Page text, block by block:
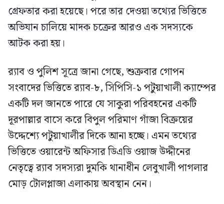
গ্রেফতার করা হয়েছে। পরে তার দেওয়া তথ্যের ভিত্তিতে
অভিযান চালিয়ে মাদক চক্রের আরও এক সদস্যকে
আটক করা হয়।
র‍্যাব ও পুলিশ সূত্রে জানা গেছে, শুক্রবার গোপন
সংবাদের ভিত্তিতে র‍্যাব-৮, সিপিসি-১ পটুয়াখালী ক্যাম্পের
একটি দল জানতে পারে যে সাকুরা পরিবহনের একটি
দূরপাল্লার বাসে করে বিপুল পরিমাণ গাঁজা বিক্রয়ের
উদ্দেশ্যে পটুয়াখালীর দিকে আনা হচ্ছে। এমন তথ্যের
ভিত্তিতে ওয়ারেন্ট অফিসার ডিএডি ওয়াজ উদ্দীনের
নেতৃত্বে র‍্যাব সদস্যরা দুমকি থানাধীন লেবুখালী পাগলার
মোড় টোলপ্লাজা এলাকায় অবস্থান নেন।